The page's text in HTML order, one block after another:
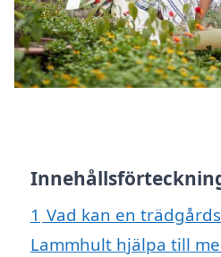
1 Vad kan en
Lammhult hjälpa till